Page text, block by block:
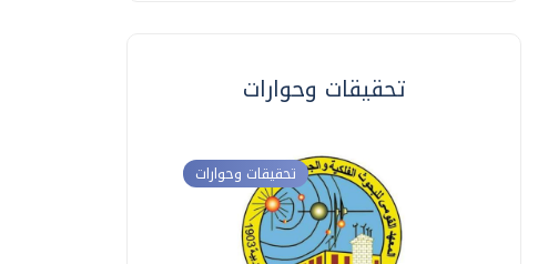
تحقيقات وحوارات
تحقيقات وحوارات